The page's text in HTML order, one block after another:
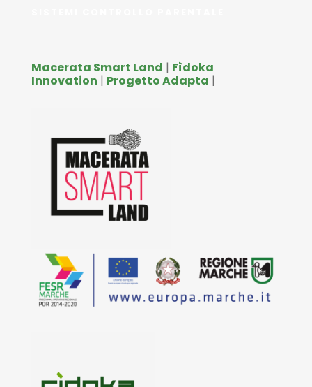
Macerata Smart Land | Fìdoka
Innovation | Progetto Adapta |